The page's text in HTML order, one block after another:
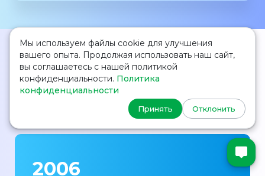
⭐ О нас в цифрах
Мы рады, что с каждым годом голос
нашего сообщества звучит громче
2006
Мы используем файлы cookie для улучшения
вашего опыта. Продолжая использовать наш сайт,
вы соглашаетесь с нашей политикой
конфиденциальности. Политика
конфиденциальности
Принять Отклонить